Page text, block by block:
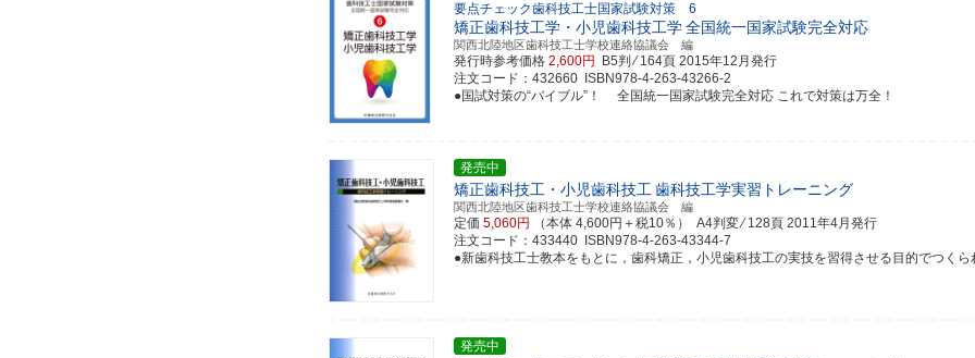
要点チェック歯科技工士国家試験対策 6
矯正歯科技工学・小児歯科技工学全国統一国家試験完全対応
関西北陸地区歯科技工士学校連絡協議会 編
発行時参考価格 2,600円 B5判 ⁄ 164頁 2015年12月発行
注文コード：432660 ISBN978-4-263-43266-2
●国試対策の“バイブル”！ 全国統一国家試験完全対応 これで対策は万全！
発売中
矯正歯科技工・小児歯科技工歯科技工学実習トレーニング
関西北陸地区歯科技工士学校連絡協議会 編
定価 5,060円 （本体 4,600円＋税10％） A4判変 ⁄ 128頁 2011年4月発行
注文コード：433440 ISBN978-4-263-43344-7
●新歯科技工士教本をもとに，歯科矯正，小児歯科技工の実技を習得させる目的でつくら
発売中